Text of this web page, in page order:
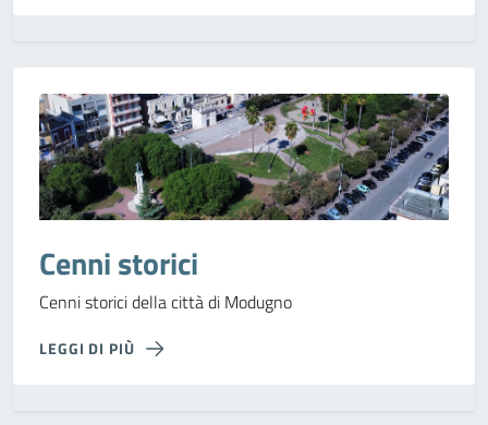
Cenni storici
Cenni storici della città di Modugno
LEGGI DI PIÙ